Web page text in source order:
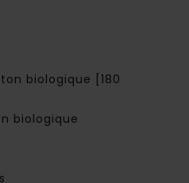
biologique [180
biologique